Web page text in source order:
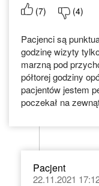
(7) (4)
Pacjenci są
godzinę wizyty
marzną pod
półtorej godziny
pacjentów jestem
poczekał na
Pacjent
22.11.2021